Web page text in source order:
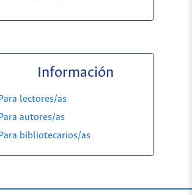
Información
Para lectores/as
Para autores/as
Para bibliotecarios/as